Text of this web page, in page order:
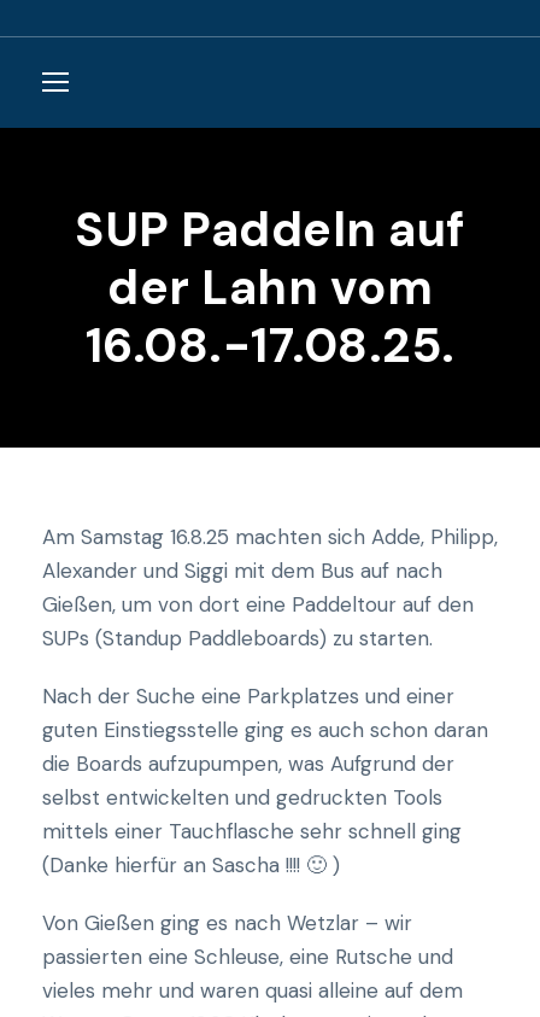
SUP Paddeln auf
der Lahn vom
16.08.-17.08.25.
Am Samstag 16.8.25 machten sich Adde, Philipp,
Alexander und Siggi mit dem Bus auf nach
Gießen, um von dort eine Paddeltour auf den
SUPs (Standup Paddleboards) zu starten.
Nach der Suche eine Parkplatzes und einer
guten Einstiegsstelle ging es auch schon daran
die Boards aufzupumpen, was Aufgrund der
selbst entwickelten und gedruckten Tools
mittels einer Tauchflasche sehr schnell ging
(Danke hierfür an Sascha !!!! 🙂 )
Von Gießen ging es nach Wetzlar – wir
passierten eine Schleuse, eine Rutsche und
vieles mehr und waren quasi alleine auf dem